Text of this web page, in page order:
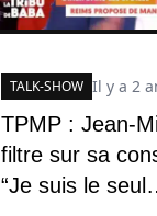
TPMP : Jean-
filtre sur sa
“Je suis le
TALK-SHOW Il y a 2